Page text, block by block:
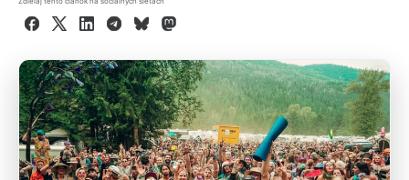
Facebook
X LinkedInTelegram
BlueskyMastodon